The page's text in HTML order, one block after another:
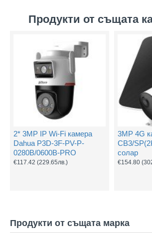
Продукти от същата
2* 3MP IP Wi-Fi камера
Dahua P3D-3F-PV-P-
0280B/0600B-PRO
€117.42 (229.65лв.)
3MP 4G
CB3/
солар
€154.80
Продукти от същата марка